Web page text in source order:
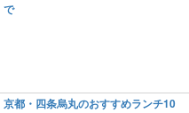
で
京都・四条烏丸のおすすめランチ10